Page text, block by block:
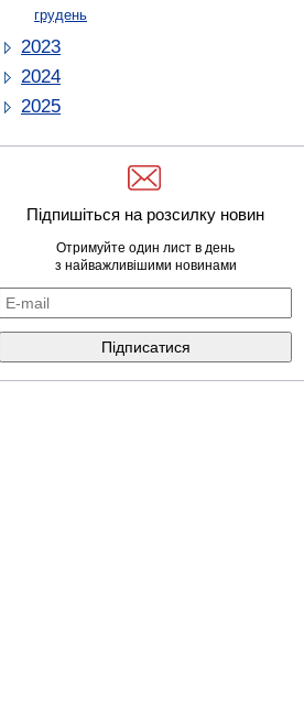
грудень
2023
2024
2025
Підпишіться на розсилку новин
Отримуйте один лист в день
з найважливішими новинами